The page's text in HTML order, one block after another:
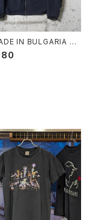
IN BULGARIA PR
TEX JACKET